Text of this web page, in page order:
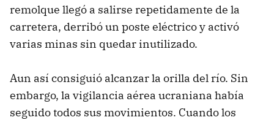
remolque llegó a salirse repetidamente de la
carretera, derribó un poste eléctrico y activó
varias minas sin quedar inutilizado.
Aun así consiguió alcanzar la orilla del río. Sin
embargo, la vigilancia aérea ucraniana había
seguido todos sus movimientos. Cuando los